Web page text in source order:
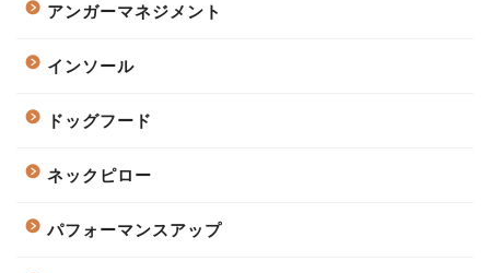
アンガーマネジメント
インソール
ドッグフード
ネックピロー
パフォーマンスアップ